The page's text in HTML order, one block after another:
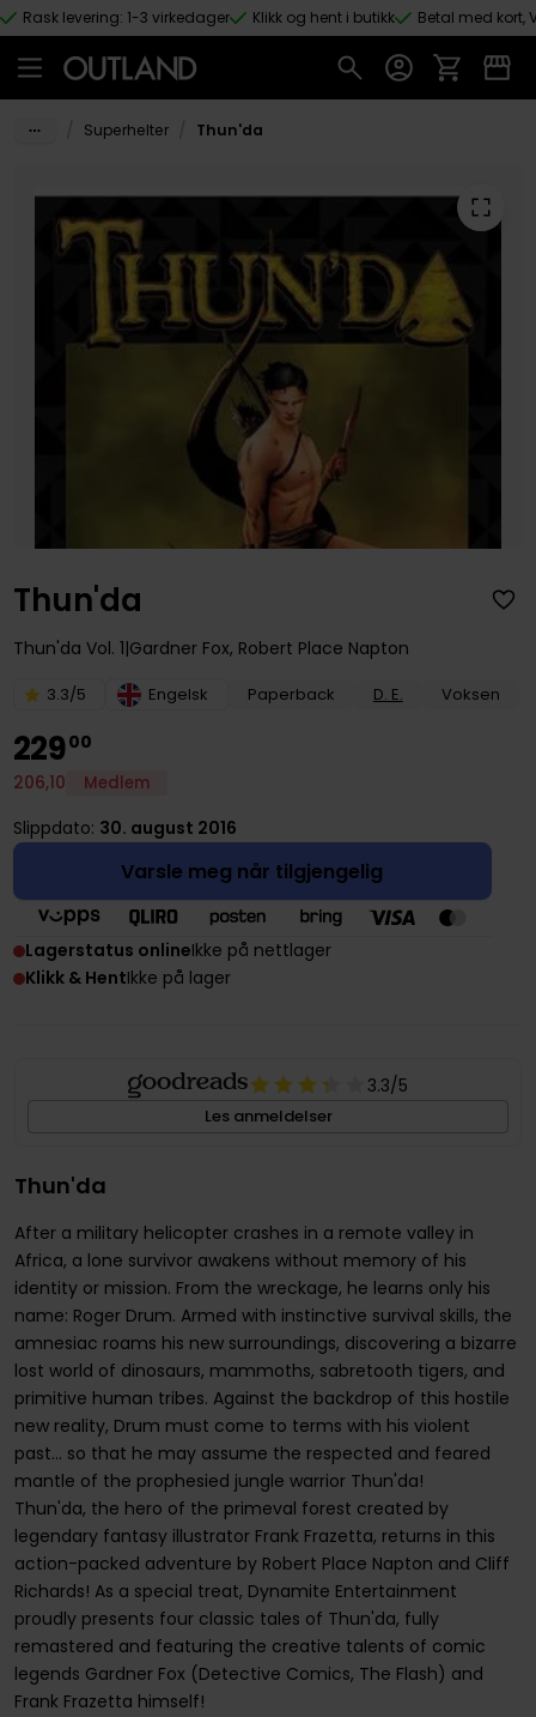
Hopp til hovedinnhold
Rask levering: 1-3 virkedager Klikk og hent i butikk Betal med kort,
Superhelter Thun'da
Thun'da
Thun'da Vol. 1 Gardner Fox, Robert Place Napton
3.3/5 Engelsk Paperback D. E. Voksen
22900
206,10 Medlem
Slippdato: 30. august 2016
Varsle meg når tilgjengelig
Lagerstatus onlineIkke på nettlager
Klikk & HentIkke på lager
3.3/5
Les anmeldelser
Thun'da
After a military helicopter crashes in a remote valley in
Africa, a lone survivor awakens without memory of his
identity or mission. From the wreckage, he learns only his
name: Roger Drum. Armed with instinctive survival skills, the
amnesiac roams his new surroundings, discovering a bizarre
lost world of dinosaurs, mammoths, sabretooth tigers, and
primitive human tribes. Against the backdrop of this hostile
new reality, Drum must come to terms with his violent
past... so that he may assume the respected and feared
mantle of the prophesied jungle warrior Thun'da!
Thun'da, the hero of the primeval forest created by
legendary fantasy illustrator Frank Frazetta, returns in this
action-packed adventure by Robert Place Napton and Cliff
Richards! As a special treat, Dynamite Entertainment
proudly presents four classic tales of Thun'da, fully
remastered and featuring the creative talents of comic
legends Gardner Fox (Detective Comics, The Flash) and
Frank Frazetta himself!